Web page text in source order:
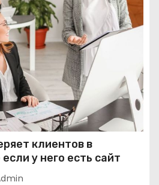
клиентов в
у него есть сайт